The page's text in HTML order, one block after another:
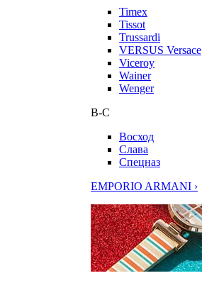
Timex
Tissot
Trussardi
VERSUS Versace
Viceroy
Wainer
Wenger
В-С
Восход
Слава
Спецназ
EMPORIO ARMANI ›